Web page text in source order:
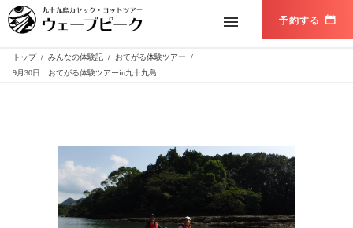
トップ / みんなの体験記 / おてがる体験ツアー
/
9月30日 おてがる体験ツアーin九十九島